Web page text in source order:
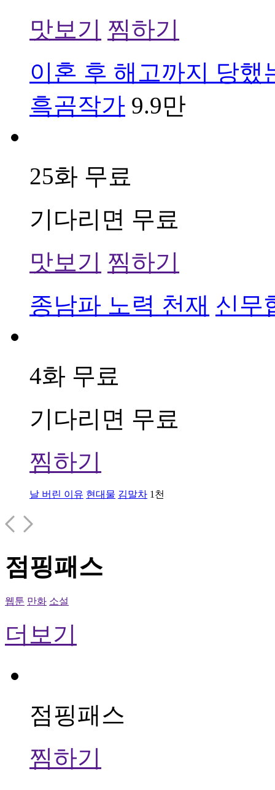
맛보기 찜하기
이혼 후 해고까지 당했
흑곰작가 9.9만
25화 무료
기다리면 무료
맛보기 찜하기
종남파 노력 천재 신무
4화 무료
기다리면 무료
찜하기
날 버린 이유 현대물 김말차 1천
점핑패스
웹툰 만화 소설
더보기
점핑패스
찜하기